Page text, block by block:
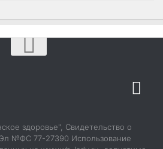
в обложках
здоровье", Свидетельство о
№ФС 77-27390 Использование